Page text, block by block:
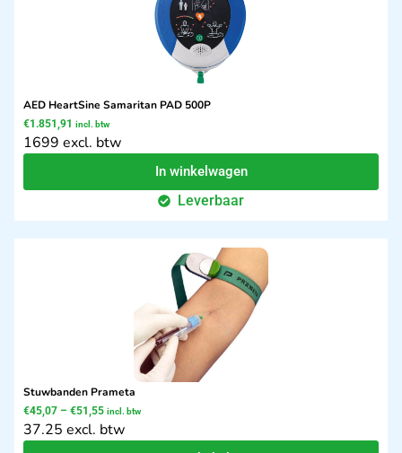
AED HeartSine Samaritan PAD 500P
€1.851,91 incl. btw
1699 excl. btw
In winkelwagen
Leverbaar
Stuwbanden Prameta
€45,07 – €51,55 incl. btw
37.25 excl. btw